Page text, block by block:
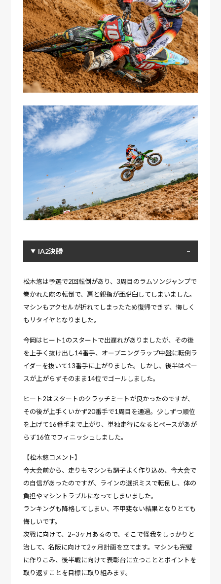
IA2決勝
松木悠は予選で2回転倒があり、3周目のラムソンジャンプで
巻かれた際の転倒で、肩と親指が亜脱臼してしまいました。
マシンもアクセルが折れてしまったため復帰できず、悔しく
もリタイヤとなりました。
今岡はヒート1のスタートで出遅れがありましたが、その後
を上手く抜け出し14番手、オープニングラップ中盤に転倒ラ
イダーを抜いて13番手に上がりました。しかし、後半はペー
スが上がらずそのまま14位でゴールしました。
ヒート2はスタートのクラッチミートが良かったのですが、
その後が上手くいかず20番手で1周目を通過。少しずつ順位
を上げて16番手まで上がり、単独走行になるとペースがあが
らず16位でフィニッシュしました。
【松木悠コメント】
今大会前から、走りもマシンも調子よく作り込め、今大会で
の自信があったのですが、ラインの選択ミスで転倒し、体の
負担やマシントラブルになってしまいました。
ランキングも降格してしまい、不甲斐ない結果となりとても
悔しいです。
次戦に向けて、2~3ヶ月あるので、そこで怪我をしっかりと
治して、名阪に向けて2ヶ月計画を立てます。マシンも完璧
に作りこみ、後半戦に向けて表彰台に立つこととポイントを
取り返すことを目標に取り組みます。